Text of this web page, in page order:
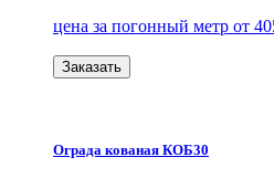
цена за погонный метр от
Заказать
Ограда кованая КОБ30